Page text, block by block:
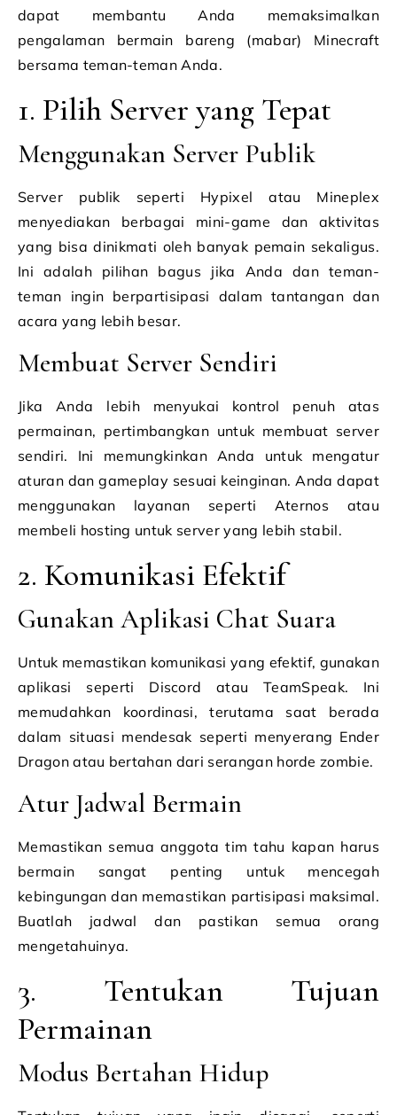
dapat membantu Anda memaksimalkan
pengalaman bermain bareng (mabar) Minecraft
bersama teman-teman Anda.
1. Pilih Server yang Tepat
Menggunakan Server Publik
Server publik seperti Hypixel atau Mineplex
menyediakan berbagai mini-game dan aktivitas
yang bisa dinikmati oleh banyak pemain sekaligus.
Ini adalah pilihan bagus jika Anda dan teman-
teman ingin berpartisipasi dalam tantangan dan
acara yang lebih besar.
Membuat Server Sendiri
Jika Anda lebih menyukai kontrol penuh atas
permainan, pertimbangkan untuk membuat server
sendiri. Ini memungkinkan Anda untuk mengatur
aturan dan gameplay sesuai keinginan. Anda dapat
menggunakan layanan seperti Aternos atau
membeli hosting untuk server yang lebih stabil.
2. Komunikasi Efektif
Gunakan Aplikasi Chat Suara
Untuk memastikan komunikasi yang efektif, gunakan
aplikasi seperti Discord atau TeamSpeak. Ini
memudahkan koordinasi, terutama saat berada
dalam situasi mendesak seperti menyerang Ender
Dragon atau bertahan dari serangan horde zombie.
Atur Jadwal Bermain
Memastikan semua anggota tim tahu kapan harus
bermain sangat penting untuk mencegah
kebingungan dan memastikan partisipasi maksimal.
Buatlah jadwal dan pastikan semua orang
mengetahuinya.
3. Tentukan Tujuan
Permainan
Modus Bertahan Hidup